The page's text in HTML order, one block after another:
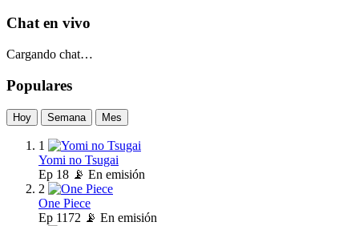
Chat en vivo
Cargando chat…
Populares
Hoy Semana Mes
1
Yomi no Tsugai
Ep 18 📡 En emisión
2
One Piece
Ep 1172 📡 En emisión